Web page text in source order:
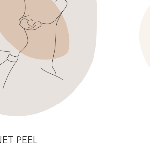
JET PEEL